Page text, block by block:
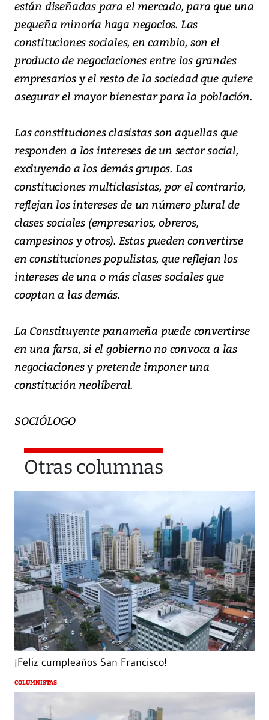
están diseñadas para el mercado, para que una
pequeña minoría haga negocios. Las
constituciones sociales, en cambio, son el
producto de negociaciones entre los grandes
empresarios y el resto de la sociedad que quiere
asegurar el mayor bienestar para la población.
Las constituciones clasistas son aquellas que
responden a los intereses de un sector social,
excluyendo a los demás grupos. Las
constituciones multiclasistas, por el contrario,
reflejan los intereses de un número plural de
clases sociales (empresarios, obreros,
campesinos y otros). Estas pueden convertirse
en constituciones populistas, que reflejan los
intereses de una o más clases sociales que
cooptan a las demás.
La Constituyente panameña puede convertirse
en una farsa, si el gobierno no convoca a las
negociaciones y pretende imponer una
constitución neoliberal.
SOCIÓLOGO
Otras columnas
¡Feliz cumpleaños San Francisco!
COLUMNISTAS